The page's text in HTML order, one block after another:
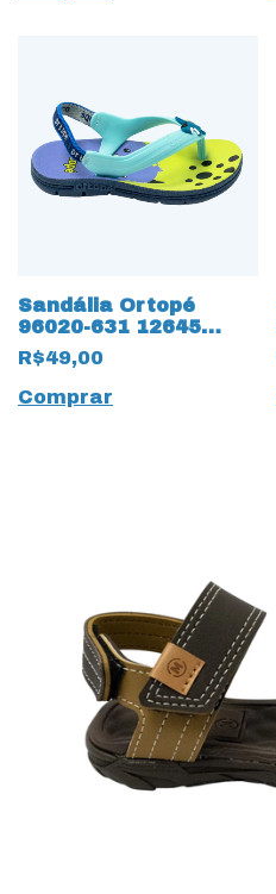
Sandália Ortopé
96020-631 12645
Anatômica com
elásticos
R$49,00
Comprar